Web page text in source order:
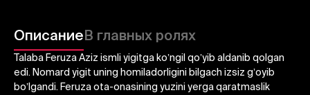
ОписаниеВ главных ролях
Talaba Feruza Аziz ismli yigitga koʼngil qoʼyib aldanib qolgan
edi. Nomard yigit uning homiladorligini bilgach izsiz gʼoyib
boʼlgandi. Feruza ota-onasining yuzini yerga qaratmaslik
Отправить